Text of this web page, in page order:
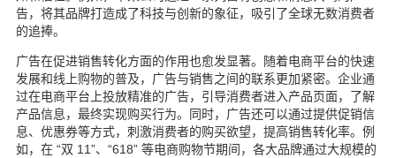
告，将其品牌打造成了科技与创新的象征，吸引了全球无数消费者
的追捧。
广告在促进销售转化方面的作用也愈发显著。随着电商平台的快速
发展和线上购物的普及，广告与销售之间的联系更加紧密。企业通
过在电商平台上投放精准的广告，引导消费者进入产品页面，了解
产品信息，最终实现购买行为。同时，广告还可以通过提供促销信
息、优惠券等方式，刺激消费者的购买欲望，提高销售转化率。例
如，在 “双 11”、“618” 等电商购物节期间，各大品牌通过大规模的